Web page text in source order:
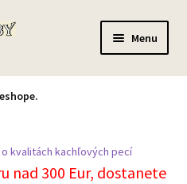
Menu
kvalitách kachľových pecí
nad 300 Eur, dostanete